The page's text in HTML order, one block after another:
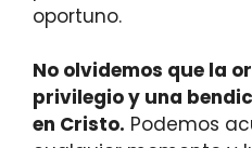
oportuno.
No olvidemos que la
privilegio y una
en Cristo. Podemos